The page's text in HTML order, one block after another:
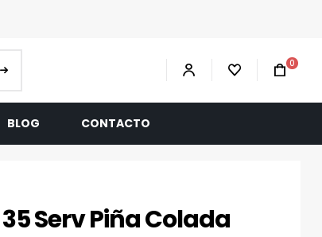
0
BLOG CONTACTO
Serv Piña Colada